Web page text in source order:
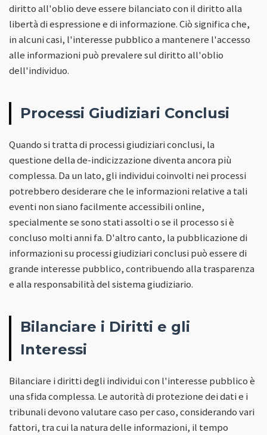
diritto all'oblio deve essere bilanciato con il diritto alla
libertà di espressione e di informazione. Ciò significa che,
in alcuni casi, l'interesse pubblico a mantenere l'accesso
alle informazioni può prevalere sul diritto all'oblio
dell'individuo.
Processi Giudiziari Conclusi
Quando si tratta di processi giudiziari conclusi, la
questione della de-indicizzazione diventa ancora più
complessa. Da un lato, gli individui coinvolti nei processi
potrebbero desiderare che le informazioni relative a tali
eventi non siano facilmente accessibili online,
specialmente se sono stati assolti o se il processo si è
concluso molti anni fa. D'altro canto, la pubblicazione di
informazioni su processi giudiziari conclusi può essere di
grande interesse pubblico, contribuendo alla trasparenza
e alla responsabilità del sistema giudiziario.
Bilanciare i Diritti e gli
Interessi
Bilanciare i diritti degli individui con l'interesse pubblico è
una sfida complessa. Le autorità di protezione dei dati e i
tribunali devono valutare caso per caso, considerando vari
fattori, tra cui la natura delle informazioni, il tempo